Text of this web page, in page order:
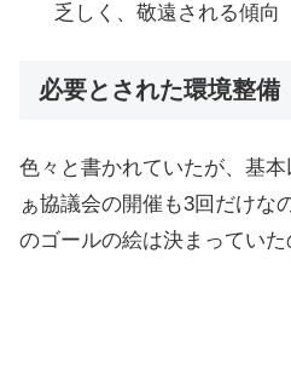
乏しく、敬遠される傾向
必要とされた環境整備
色々と書かれていたが、基
ぁ協議会の開催も3回だけな
のゴールの絵は決まっていた